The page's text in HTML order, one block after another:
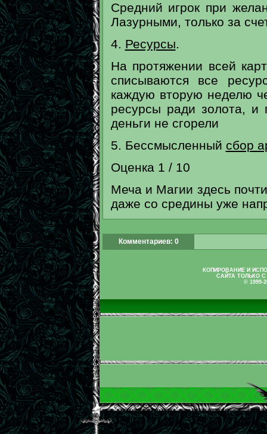
Средний игрок при
Лазурными, только за
4. Ресурсы.
На протяжении всей
списываются все
каждую вторую неделю
ресурсы ради золота, и
деньги не сгорели
5. Бессмысленный сбор
Оценка 1 / 10
Меча и Магии здесь
даже со средины уже
Комментариев: 0
КОПИРОВАНИЕ И
САЙТА ТОЛЬКО
© 1999-